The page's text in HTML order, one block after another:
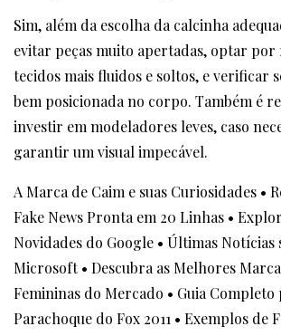
Sim, além da escolha da calcinha
evitar peças muito apertadas, optar por
tecidos mais fluidos e soltos, e verificar
bem posicionada no corpo. Também é
investir em modeladores leves, caso
garantir um visual impecável.
A Marca de Caim e suas Curiosidades •
Fake News Pronta em 20 Linhas •
Novidades do Google • Últimas Notícias
Microsoft• Descubra as Melhores
Femininas do Mercado • Guia Completo
Parachoque do Fox 2011 • Exemplos de